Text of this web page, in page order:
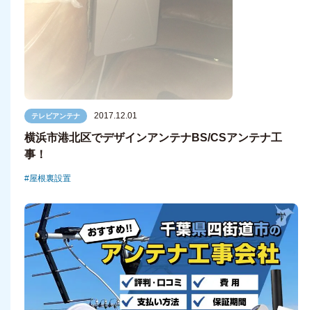
テレビアンテナ 2017.12.01
横浜市港北区でデザインアンテナBS/CSアンテナ工
事！
屋根裏設置